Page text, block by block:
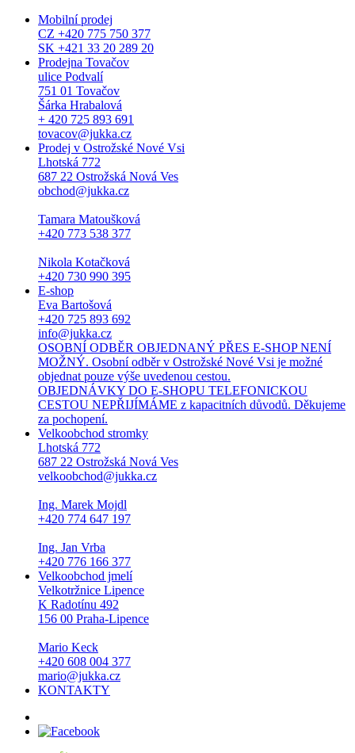
Mobilní prodej
CZ +420 775 750 377
SK +421 33 20 289 20
Prodejna Tovačov
ulice Podvalí
751 01 Tovačov
Šárka Hrabalová
+ 420 725 893 691
tovacov@jukka.cz
Prodej v Ostrožské Nové Vsi
Lhotská 772
687 22 Ostrožská Nová Ves
obchod@jukka.cz
Tamara Matoušková
+420 773 538 377
Nikola Kotačková
+420 730 990 395
E-shop
Eva Bartošová
+420 725 893 692
info@jukka.cz
OSOBNÍ ODBĚR OBJEDNANÝ PŘES E-SHOP NENÍ
MOŽNÝ. Osobní odběr v Ostrožské Nové Vsi je možné
objednat pouze výše uvedenou cestou.
OBJEDNÁVKY DO E-SHOPU TELEFONICKOU
CESTOU NEPŘIJÍMÁME z kapacitních důvodů. Děkujeme
za pochopení.
Velkoobchod stromky
Lhotská 772
687 22 Ostrožská Nová Ves
velkoobchod@jukka.cz
Ing. Marek Mojdl
+420 774 647 197
Ing. Jan Vrba
+420 776 166 377
Velkoobchod jmelí
Velkotržnice Lipence
K Radotínu 492
156 00 Praha-Lipence
Mario Keck
+420 608 004 377
mario@jukka.cz
KONTAKTY